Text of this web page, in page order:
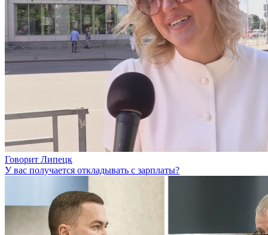
Говорит Липецк
У вас получается откладывать с зарплаты?